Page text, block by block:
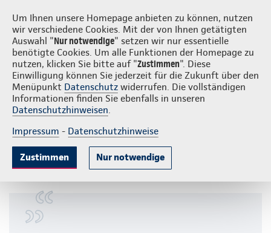
Um Ihnen unsere Homepage anbieten zu können, nutzen
wir verschiedene Cookies. Mit der von Ihnen getätigten
Auswahl "Nur notwendige" setzen wir nur essentielle
benötigte Cookies. Um alle Funktionen der Homepage zu
nutzen, klicken Sie bitte auf "Zustimmen". Diese
Einwilligung können Sie jederzeit für die Zukunft über den
Menüpunkt Datenschutz widerrufen. Die vollständigen
Informationen finden Sie ebenfalls in unseren
Datenschutzhinweisen.
Impressum - Datenschutzhinweise
Zustimmen Nur notwendige
Continentale vor Ort
Hilfe zur RechnungsApp der
Continentale
Auf dieser Seite:
Registrierung
Einreichung
Digitale Postbox
Allgemeine Fragen zur RechnungsApp